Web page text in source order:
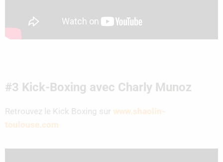
#3 Kick-Boxing avec Charly Munoz
Retrouvez le Kick Boxing sur www.shaolin-
toulouse.com